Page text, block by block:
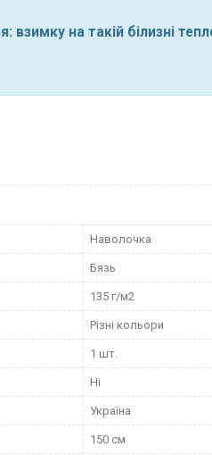
на такій білизні
Наволочка
Бязь
135 г/м2
Різні кольори
1 шт.
Ні
Україна
150 см